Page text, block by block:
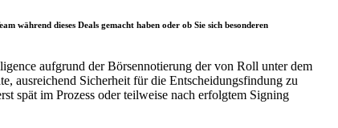
während dieses Deals gemacht haben oder ob Sie sich besonderen
aufgrund der Börsennotierung der von Roll unter dem
ausreichend Sicherheit für die Entscheidungsfindung zu
spät im Prozess oder teilweise nach erfolgtem Signing